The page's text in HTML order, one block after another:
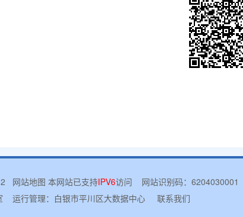
网站地图 本网站已支持IPV6访问 网站识别码：6204030001
运行管理：白银市平川区大数据中心 联系我们